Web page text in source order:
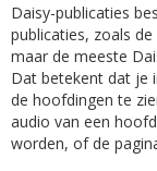
Daisy-publicaties
publicaties, zoals
maar de meeste
Dat betekent dat je
de hoofdingen te
audio van een
worden, of de